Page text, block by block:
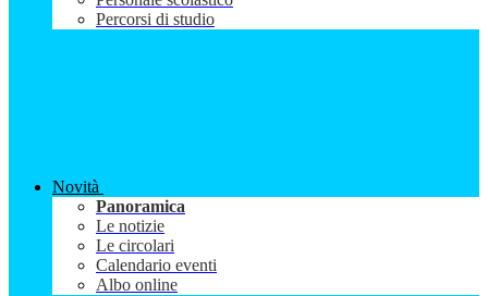
Percorsi di studio
Novità
Panoramica
Le notizie
Le circolari
Calendario eventi
Albo online